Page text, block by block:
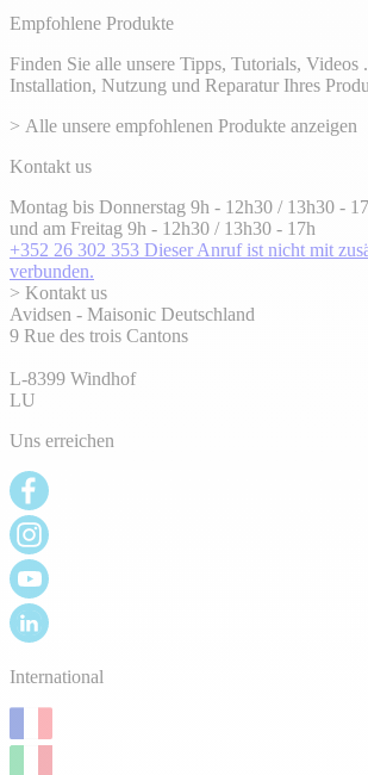
Empfohlene Produkte
Finden Sie alle unsere Tipps, Tutorials, Videos
Installation, Nutzung und Reparatur Ihres
> Alle unsere empfohlenen Produkte anzeigen
Kontakt us
Montag bis Donnerstag 9h - 12h30 / 13h30 -
und am Freitag 9h - 12h30 / 13h30 - 17h
+352 26 302 353 Dieser Anruf ist nicht mit
verbunden.
> Kontakt us
Avidsen - Maisonic Deutschland
9 Rue des trois Cantons
L-8399 Windhof
LU
Uns erreichen
International